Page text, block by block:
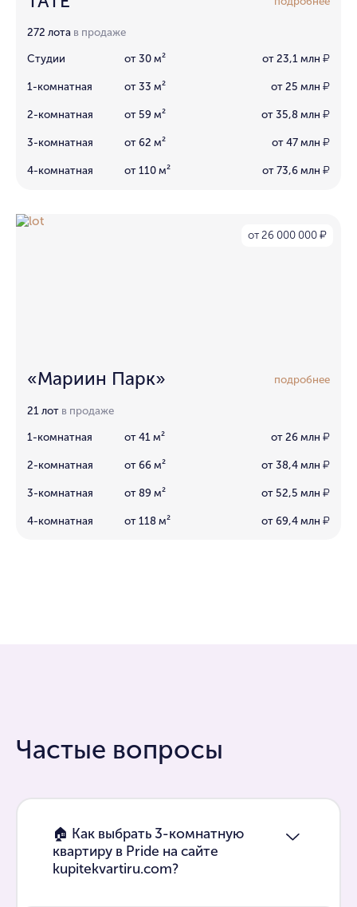
272 лота в продаже
Студии от 30 м² от 23,1 млн ₽
1-комнатная от 33 м² от 25 млн ₽
2-комнатная от 59 м² от 35,8 млн ₽
3-комнатная от 62 м² от 47 млн ₽
4-комнатная от 110 м² от 73,6 млн ₽
от 26 000 000 ₽
«Мариин Парк» подробнее
21 лот в продаже
1-комнатная от 41 м² от 26 млн ₽
2-комнатная от 66 м² от 38,4 млн ₽
3-комнатная от 89 м² от 52,5 млн ₽
4-комнатная от 118 м² от 69,4 млн ₽
Частые вопросы
🏠 Как выбрать 3-комнатную
квартиру в Pride на сайте
kupitekvartiru.com?